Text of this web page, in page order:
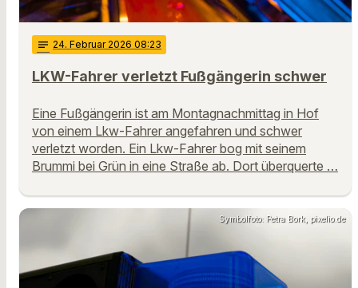
notes 24. Februar 2026 08:23
LKW-Fahrer verletzt Fußgängerin schwer
Eine Fußgängerin ist am Montagnachmittag in Hof
von einem Lkw-Fahrer angefahren und schwer
verletzt worden. Ein Lkw-Fahrer bog mit seinem
Brummi bei Grün in eine Straße ab. Dort überquerte …
Symbolfoto: Petra Bork, pixelio.de